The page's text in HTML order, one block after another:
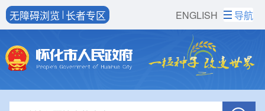
ENGLISH
无障碍浏览 长者专区 导航